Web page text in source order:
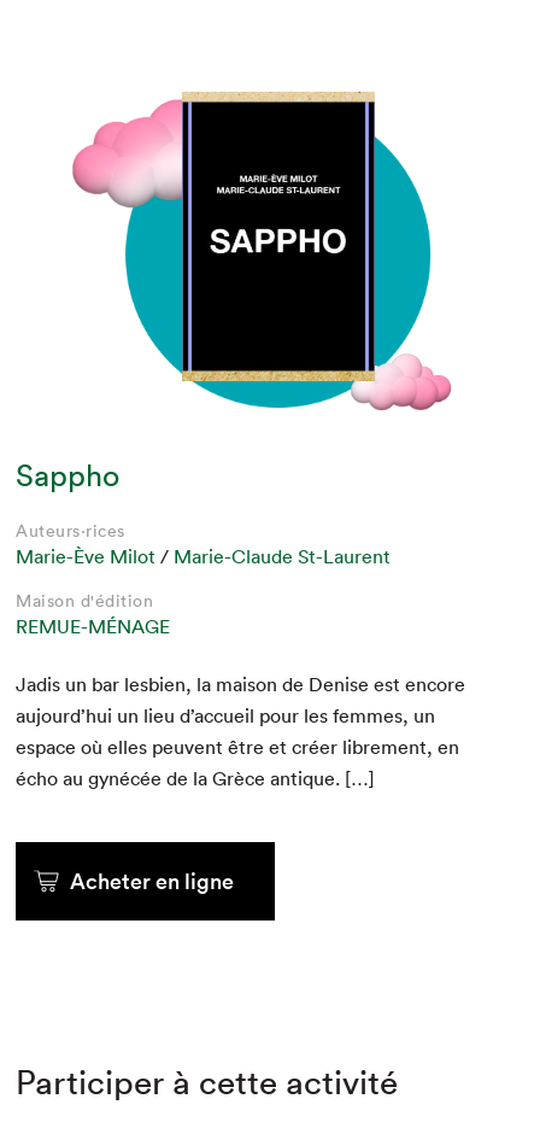
Sappho
Auteurs·rices
Marie-Ève Milot / Marie-Claude St-Laurent
Maison d'édition
REMUE-MÉNAGE
Jadis un bar les­bi­en, la mai­son de Denise est encore
aujourd’hui un lieu d’accueil pour les femmes, un
espace où elles peu­vent être et créer libre­ment, en
écho au gynécée de la Grèce antique. […]
Acheter en ligne
Participer à cette activité